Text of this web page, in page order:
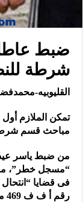
ضبط
شرطة
القليوبيه-
تمكن الملازم
مباحث قسم شرطة
من ضبط ياسر
“مسجل خطر”،
فى قضايا